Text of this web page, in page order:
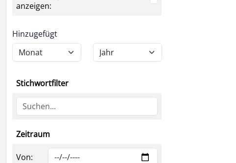
anzeigen:
Hinzugefügt
Stichwortfilter
Zeitraum
Von: